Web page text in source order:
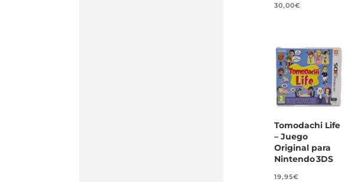
30,00€
Tomodachi Life
– Juego
Original para
Nintendo 3DS
19,95€